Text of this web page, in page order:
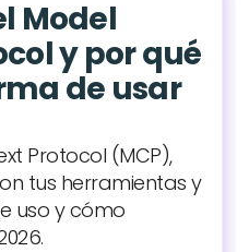
Model
y por qué
de usar
Protocol (MCP),
tus herramientas y
uso y cómo